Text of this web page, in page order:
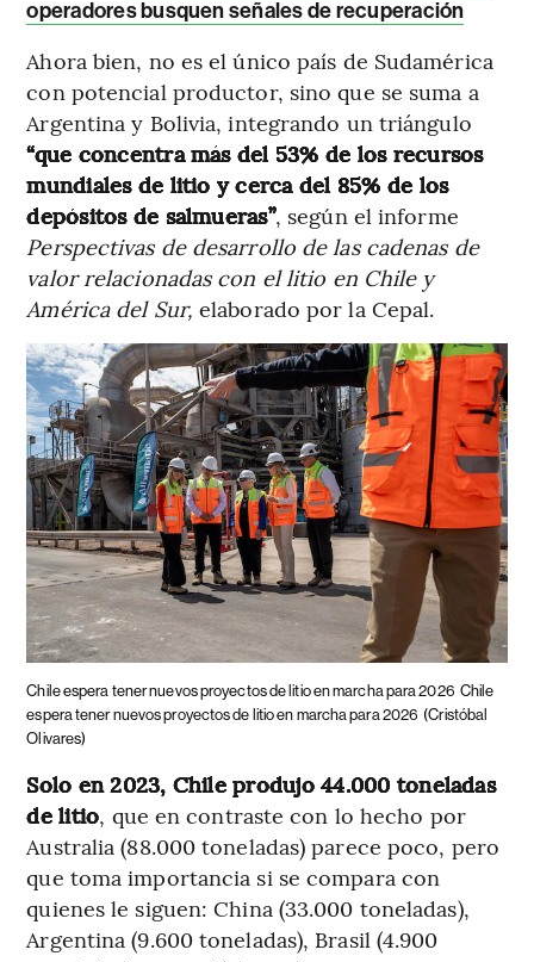
operadores busquen señales de recuperación
Ahora bien, no es el único país de Sudamérica
con potencial productor, sino que se suma a
Argentina y Bolivia, integrando un triángulo
“que concentra más del 53% de los recursos
mundiales de litio y cerca del 85% de los
depósitos de salmueras”, según el informe
Perspectivas de desarrollo de las cadenas de
valor relacionadas con el litio en Chile y
América del Sur,elaborado por la Cepal.
Chile espera tener nuevos proyectos de litio en marcha para 2026 Chile
espera tener nuevos proyectos de litio en marcha para 2026 (Cristóbal
Olivares)
Solo en 2023, Chile produjo 44.000 toneladas
de litio, que en contraste con lo hecho por
Australia (88.000 toneladas) parece poco, pero
que toma importancia si se compara con
quienes le siguen: China (33.000 toneladas),
Argentina (9.600 toneladas), Brasil (4.900